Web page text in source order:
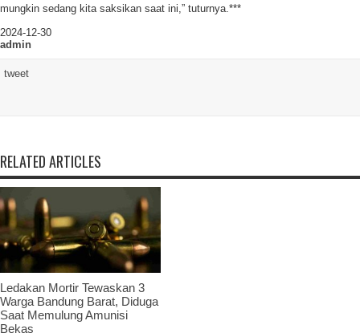
mungkin sedang kita saksikan saat ini,” tuturnya.***
2024-12-30
admin
tweet
RELATED ARTICLES
Ledakan Mortir Tewaskan 3
Warga Bandung Barat, Diduga
Saat Memulung Amunisi
Bekas